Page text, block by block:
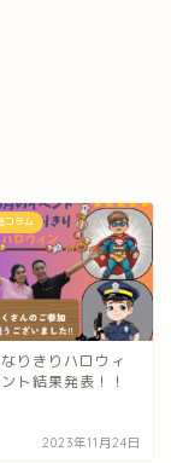
コラム
りきりハロウィ
ト結果発表！！
2023年11月24日